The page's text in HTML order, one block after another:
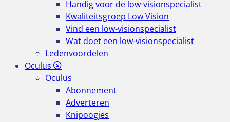
Handig voor de low-visionspecialist
Kwaliteitsgroep Low Vision
Vind een low-visionspecialist
Wat doet een low-visionspecialist
Ledenvoordelen
Oculus
Oculus
Abonnement
Adverteren
Knipoogjes